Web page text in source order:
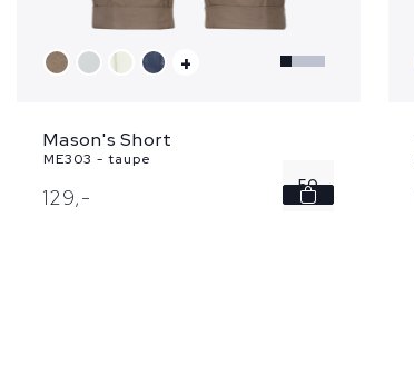
+
Mason's Short
ME303 - taupe
129,- 50